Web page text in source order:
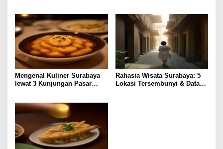
Mengenal Kuliner Surabaya
lewat 3 Kunjungan Pasar
Rahasia Wisata Surabaya: 5
Lokasi Tersembunyi & Data